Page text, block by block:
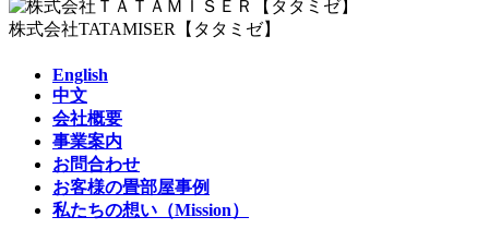
株式会社TATAMISER【タタミゼ】
English
中文
会社概要
事業案内
お問合わせ
お客様の畳部屋事例
私たちの想い（Mission）